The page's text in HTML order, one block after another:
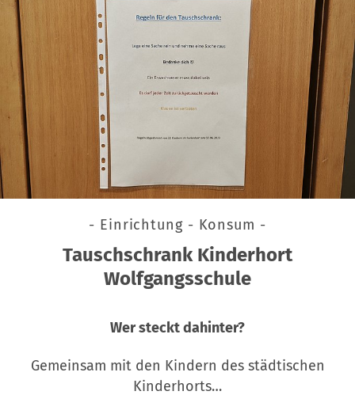
- Einrichtung - Konsum -
Tauschschrank Kinderhort
Wolfgangsschule
Wer steckt dahinter?
Gemeinsam mit den Kindern des städtischen
Kinderhorts…